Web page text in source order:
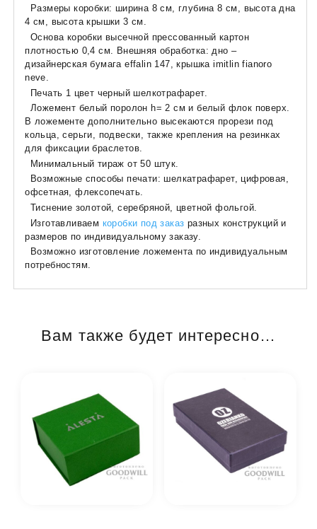
Размеры коробки: ширина 8 см, глубина 8 см, высота дна
4 см, высота крышки 3 см.
Основа коробки высечной прессованный картон
плотностью 0,4 см. Внешняя обработка: дно –
дизайнерская бумага effalin 147, крышка imitlin fianoro
neve.
Печать 1 цвет черный шелкотрафарет.
Ложемент белый поролон h= 2 см и белый флок поверх.
В ложементе дополнительно высекаются прорези под
кольца, серьги, подвески, также крепления на резинках
для фиксации браслетов.
Минимальный тираж от 50 штук.
Возможные способы печати: шелкатрафарет, цифровая,
офсетная, флексопечать.
Тиснение золотой, серебряной, цветной фольгой.
Изготавливаем коробки под заказ разных конструкций и
размеров по индивидуальному заказу.
Возможно изготовление ложемента по индивидуальным
потребностям.
Вам также будет интересно…